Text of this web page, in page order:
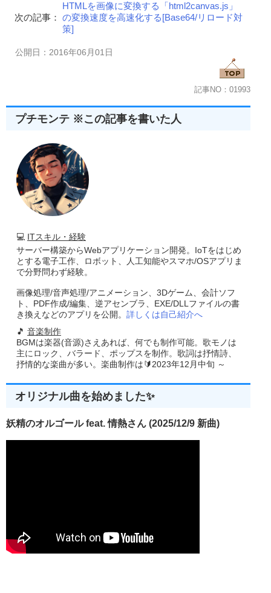
次の記事：
HTMLを画像に変換する「html2canvas.js」
の変換速度を高速化する[Base64/リロード対
策]
公開日：2016年06月01日
記事NO：01993
プチモンテ ※この記事を書いた人
💻 ITスキル・経験
サーバー構築からWebアプリケーション開発。IoTをはじめ
とする電子工作、ロボット、人工知能やスマホ/OSアプリま
で分野問わず経験。
画像処理/音声処理/アニメーション、3Dゲーム、会計ソフ
ト、PDF作成/編集、逆アセンブラ、EXE/DLLファイルの書
き換えなどのアプリを公開。 詳しくは自己紹介へ
🎵 音楽制作
BGMは楽器(音源)さえあれば、何でも制作可能。歌モノは
主にロック、バラード、ポップスを制作。歌詞は抒情詩、
抒情的な楽曲が多い。楽曲制作は🔰2023年12月中旬 ～
オリジナル曲を始めました✨
妖精のオルゴール feat. 情熱さん (2025/12/9 新曲)